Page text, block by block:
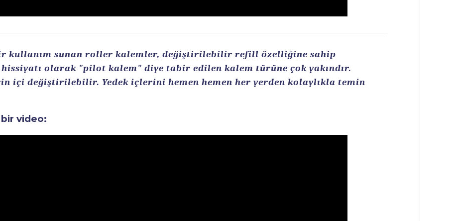
kullanım sunan roller kalemler, değiştirilebilir refill özelliğine sahip
olarak "pilot kalem" diye tabir edilen kalem türüne çok yakındır.
içi değiştirilebilir. Yedek içlerini hemen hemen her yerden kolaylıkla temin
bir video: